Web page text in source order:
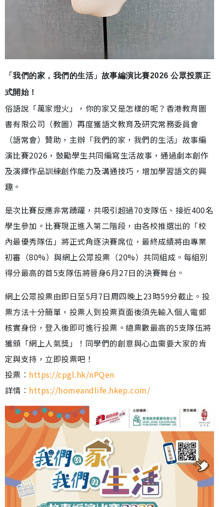
「我們的家，我們的生活」故事編演比賽2026 公眾投票正
式開始！
俗語說「萬家燈火」，你的家又是怎樣的呢？香港教育圖
書有限公司（教圖）再度獲語文教育及研究常務委員會
（語常會）贊助，主辦「我們的家，我們的生活」故事編
演比賽2026，鼓勵學生共同編寫生活故事，通過劇本創作
及演繹作品訓練創作能力及溝通技巧，增加學習語文的興
趣。
是次比賽反應非常踴躍，共吸引超過70支隊伍、接近400名
學生參加。比賽現正進入第二階段，由各校推選出的「校
內最優秀隊伍」將正式角逐決賽席位，最終成績將由專業
初審（80%）與網上公眾投票（20%）共同組成。每組別
得分最高的首5支隊伍將晉身6月27日的決賽舞台。
網上公眾投票由即日至5月7日周四晚上23時59分截止。投
票方法十分簡單，投票人到投票頁面後須先輸入個人電郵
核實身份，登入後即可進行投票。總票數最高的5支隊伍將
獲頒「網上人氣獎」！同學們的創意與心血需要大家的肯
定與支持，立即投票吧！
投票︰ https://cpgl.hk/nPQen
詳情︰ https://homeandlife.hkep.com/